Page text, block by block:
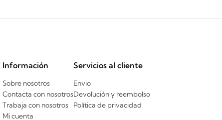
Información
Sobre nosotros
Contacta con nosotros
Trabaja con nosotros
Mi cuenta
Servicios al cliente
Envio
Devolución y reembolso
Política de privacidad